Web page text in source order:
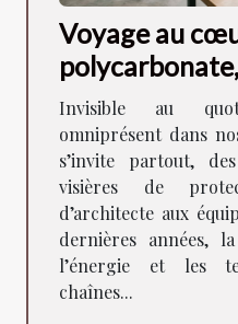
Voyage au
mille visages
Invisible au
omniprésent dans
s’invite partout,
visières de
d’architecte aux
dernières années,
l’énergie et les
chaînes...